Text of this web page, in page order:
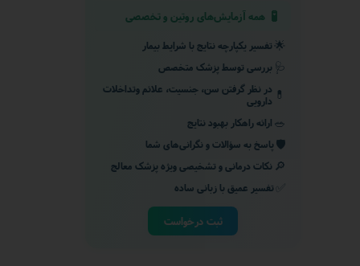
🧪 همه آزمایش‌های روتین و تخصصی
🌟 تفسیر یکپارچه نتایج با شرایط بیمار
🩺 بررسی توسط پزشک متخصص
💊 در نظر گرفتن سن، جنسیت، علائم وتداخلات
دارویی
🥗 ارائه راهکار بهبود نتایج
🛡️ پاسخ به سؤالات و نگرانی‌های شما
🔎 نکات درمانی و تشخیصی ویژه پزشک معالج
تفسیر عمیق با زبانی ساده
ثبت درخواست